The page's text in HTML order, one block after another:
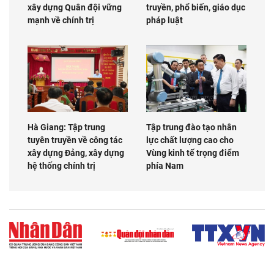
xây dựng Quân đội vững
mạnh về chính trị
truyền, phổ biến, giáo dục
pháp luật
Hà Giang: Tập trung
tuyên truyền về công tác
xây dựng Đảng, xây dựng
hệ thống chính trị
Tập trung đào tạo nhân
lực chất lượng cao cho
Vùng kinh tế trọng điểm
phía Nam